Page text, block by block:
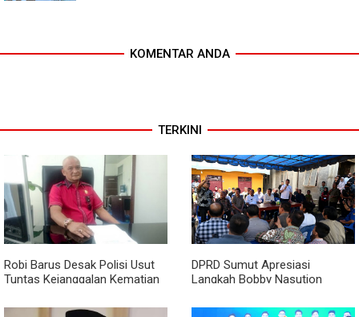
KOMENTAR ANDA
TERKINI
Robi Barus Desak Polisi Usut
Tuntas Kejanggalan Kematian
Minta Otopsi Ulang
DPRD Sumut Apresiasi
Langkah Bobby Nasution
Dinilai Percepat Pembangunan